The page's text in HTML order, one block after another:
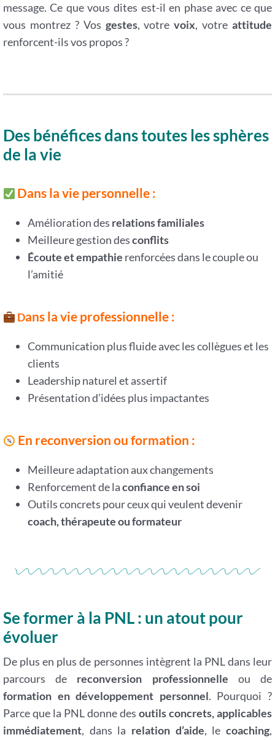
message. Ce que vous dites est-il en phase avec ce que
vous montrez ? Vos gestes, votrevoix, votreattitude
renforcent-ils vos propos ?
Des bénéfices dans toutes les sphères
de la vie
Dans la vie personnelle :
Amélioration des relations familiales
Meilleure gestion desconflits
Écoute et empathie renforcées dans le couple ou
l’amitié
Dans la vie professionnelle :
Communication plus fluide avec les collègues et les
clients
Leadership naturel et assertif
Présentation d’idées plus impactantes
En reconversion ou formation :
Meilleure adaptation aux changements
Renforcement de laconfiance en soi
Outils concrets pour ceux qui veulent devenir
coach, thérapeute ou formateur
Se former à la PNL : un atout pour
évoluer
De plus en plus de personnes intègrent la PNL dans leur
parcours de reconversion professionnelle ou de
formation en développement personnel. Pourquoi ?
Parce que la PNL donne desoutils concrets, applicables
immédiatement, dans la relation d’aide, lecoaching,